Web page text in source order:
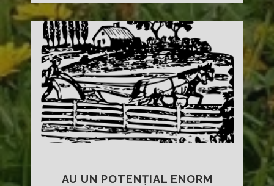
AU UN POTENȚIAL ENORM